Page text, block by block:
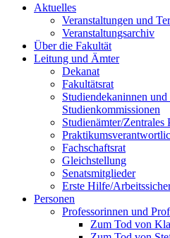
Aktuelles
Veranstaltungen und
Veranstaltungsarchiv
Über die Fakultät
Leitung und Ämter
Dekanat
Fakultätsrat
Studiendekaninnen und
Studienkommissionen
Studienämter/Zentrales
Fachschaftsrat
Gleichstellung
Senatsmitglieder
Erste Hilfe/
Personen
Professorinnen und
Zum Tod von